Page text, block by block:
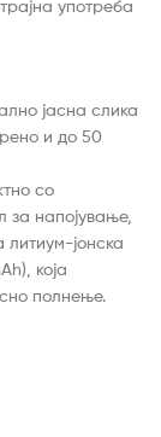
употреба
јасна слика
и до 50
со
за напојување,
јонска
која
полнење.